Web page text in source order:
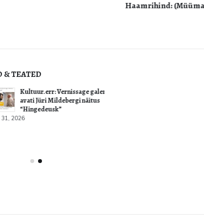
Haamrihind: (Müümata)
Jüri Mildebergi näitus